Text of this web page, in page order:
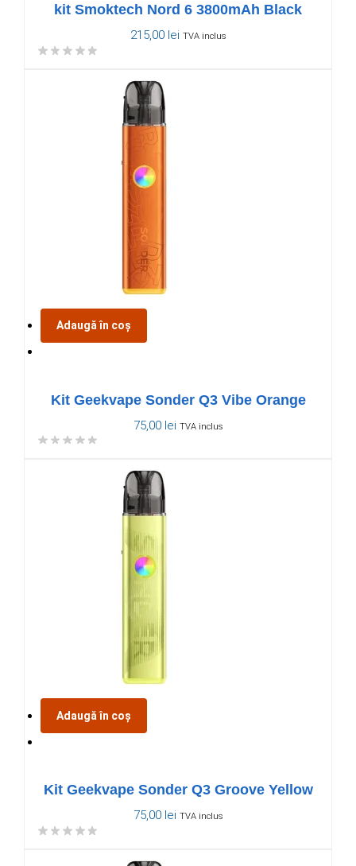
kit Smoktech Nord 6 3800mAh Black
215,00 lei TVA inclus
Adaugă în coș
Kit Geekvape Sonder Q3 Vibe Orange
75,00 lei TVA inclus
Adaugă în coș
Kit Geekvape Sonder Q3 Groove Yellow
75,00 lei TVA inclus